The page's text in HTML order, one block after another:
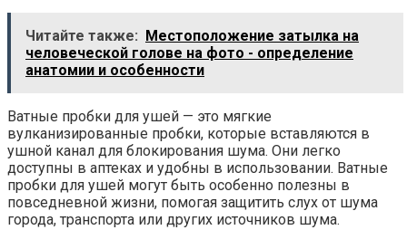
Читайте также:
Местоположение затылка на
человеческой голове на фото - определение
анатомии и особенности
Ватные пробки для ушей — это мягкие
вулканизированные пробки, которые вставляются в
ушной канал для блокирования шума. Они легко
доступны в аптеках и удобны в использовании. Ватные
пробки для ушей могут быть особенно полезны в
повседневной жизни, помогая защитить слух от шума
города, транспорта или других источников шума.